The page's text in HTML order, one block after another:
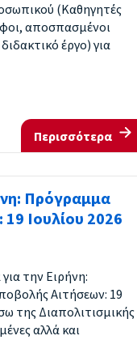
(Καθηγητές
αποσπασμένοι
έργο) για
Περισσότερα
Πρόγραμμα
Ιουλίου 2026
την Ειρήνη:
Αιτήσεων: 19
της Διαπολιτισμικής
αλλά και